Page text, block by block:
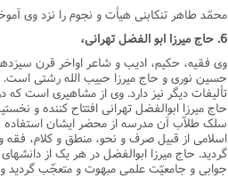
محمّد طاهر تنکابنى هیأت و نجوم را نزد وى
6. حاج میرزا ابو الفضل تهرانى،
وى فقیه، حکیم، ادیب و شاعر اواخر قرن
حسین نورى و حاج میرزا حبیب الله رشتى
تألیفات دیگر نیز دارد. وى از مشاهیرى است که
حاج میرزا ابوالفضل تهرانى افتتاح کننده و
سلک طلاّب آن مدرسه از محضر ایشان استفاده
اسلامى از قبیل صرف و نحو، منطق و کلام،
گردید. حاج میرزا ابوالفضل در هر یک از
جوابى و جامعیّت علمى مبهوت و متعجّب گردید و